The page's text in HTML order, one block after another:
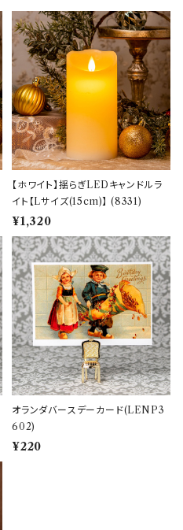
【ホワイト】揺らぎLEDキャンドルラ
イト【Lサイズ(15cm)】 (8331)
¥1,320
オランダバースデーカード(LENP3
602)
¥220